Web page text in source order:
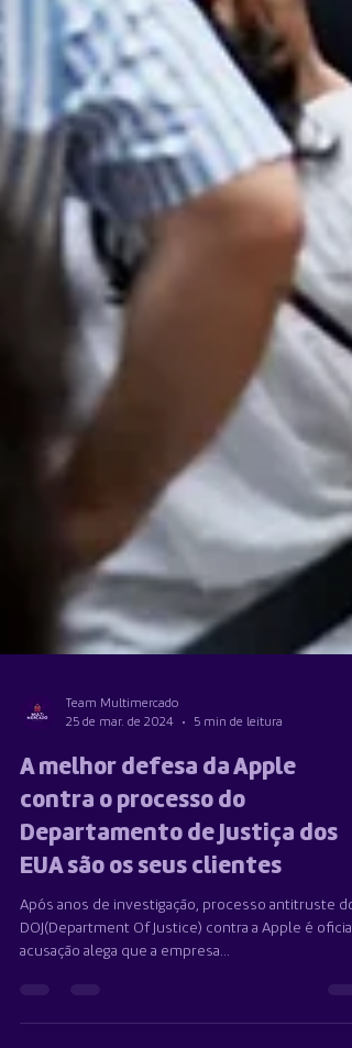
Team Multimercado
25 de mar. de 2024
5 min de leitura
A melhor defesa da Apple
Departamento de Justiça dos